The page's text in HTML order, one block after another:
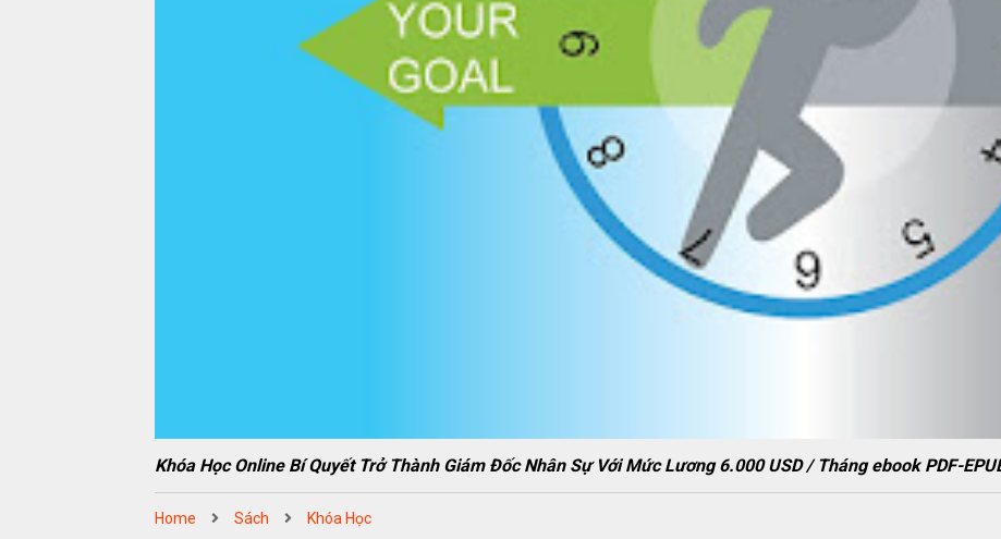
Khóa Học Online Bí Quyết Trở Thành Giám Đốc Nhân Sự Với Mức Lương 6.000 USD / Tháng ebook PDF-
Home Sách Khóa Học